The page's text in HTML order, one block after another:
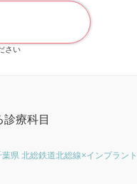
さい
療科目
葉県 北総鉄道北総線×インプラント